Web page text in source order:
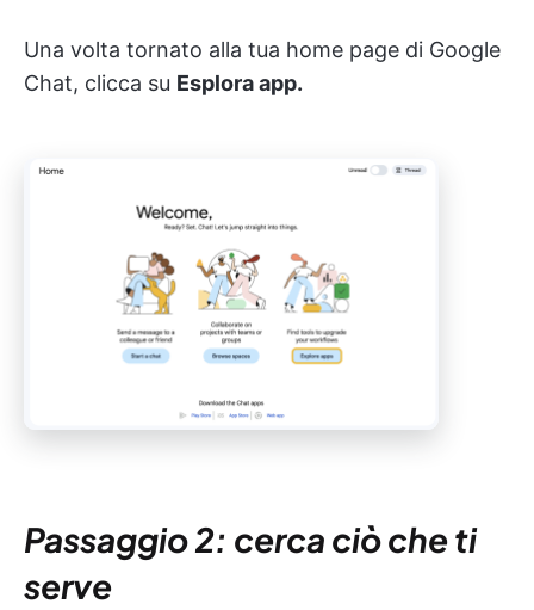
Una volta tornato alla tua home page di Google
Chat, clicca su Esplora app.
Passaggio 2: cerca ciò che ti
serve